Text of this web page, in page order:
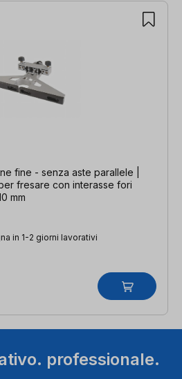
fine - senza aste parallele |
fresare con interasse fori
mm
in 1-2 giorni lavorativi
professionale.